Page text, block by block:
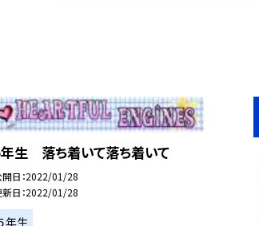
生 落ち着いて落ち着いて
日 2022/01/28
新日 2022/01/28
年生